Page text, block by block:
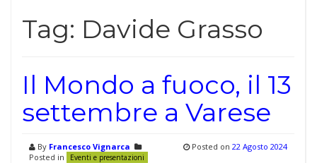
Tag: Davide Grasso
Il Mondo a fuoco, il 13
settembre a Varese
By Francesco Vignarca
Posted in
Eventi e presentazioni
Posted on 22 Agosto 2024